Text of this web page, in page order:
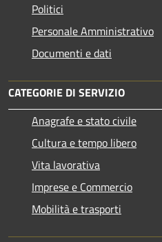
Politici
Personale Amministrativo
Documenti e dati
CATEGORIE DI SERVIZIO
Anagrafe e stato civile
Cultura e tempo libero
Vita lavorativa
Imprese e Commercio
Mobilità e trasporti